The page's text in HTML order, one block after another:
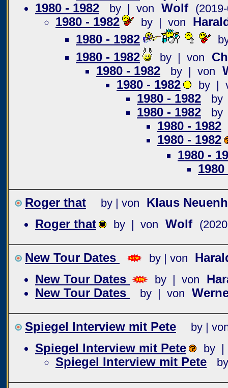
1980 - 1982
by | von Wolf
1980 - 1982 by | von
1980 - 1982
1980 - 1982 by | von
1980 - 1982
by | von
1980 - 1982
by |
1980 - 1982 by
1980 - 1982 by
1980 - 1982
1980 - 1982
1980 -
1980
Roger that by | von
Klaus
Roger that
by | von Wolf
New Tour Dates by | von
New Tour Dates
by | von
New Tour Dates
by | von
Spiegel Interview mit Pete by |
Spiegel Interview mit Pete by |
Spiegel Interview mit Pete